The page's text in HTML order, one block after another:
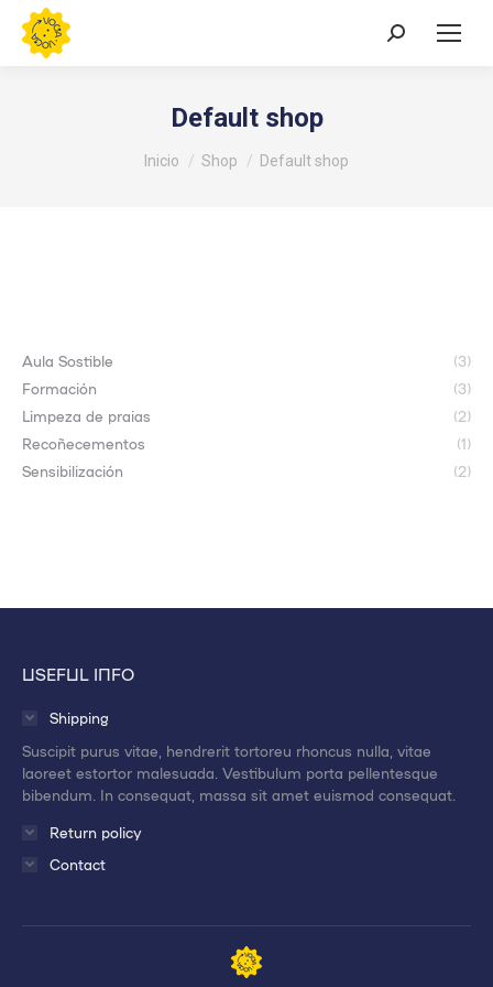
Buscar:
Default shop
Estás aquí:
Inicio Shop Default shop
Aula Sostible
(3)
Formación
(3)
Limpeza de praias
(2)
Recoñecementos
(1)
Sensibilización
(2)
USEFUL INFO
Shipping
Suscipit purus vitae, hendrerit tortoreu rhoncus nulla, vitae
laoreet estortor malesuada. Vestibulum porta pellentesque
bibendum. In consequat, massa sit amet euismod consequat.
Return policy
Contact